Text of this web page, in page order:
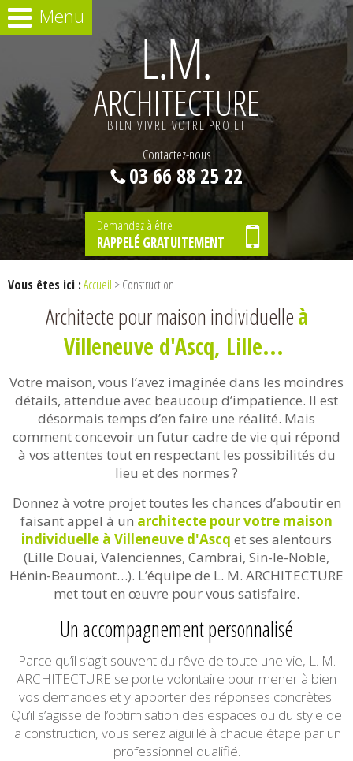
Menu
ARCHITECTURE
BIEN VIVRE VOTRE PROJET
Contactez-nous
03 66 88 25 22
Demandez à être
RAPPELÉ GRATUITEMENT
Vous êtes ici :Accueil > Construction
Architecte pour maison individuelleà
Villeneuve d'Ascq, Lille...
Votre maison, vous l’avez imaginée dans les moindres
détails, attendue avec beaucoup d’impatience. Il est
désormais temps d’en faire une réalité. Mais
comment concevoir un futur cadre de vie qui répond
à vos attentes tout en respectant les possibilités du
lieu et des normes ?
Donnez à votre projet toutes les chances d’aboutir en
faisant appel à un architecte pour votre maison
individuelle à Villeneuve d'Ascq et ses alentours
(Lille Douai, Valenciennes, Cambrai, Sin-le-Noble,
Hénin-Beaumont…). L’équipe de L. M. ARCHITECTURE
met tout en œuvre pour vous satisfaire.
Un accompagnement personnalisé
Parce qu’il s’agit souvent du rêve de toute une vie, L. M.
ARCHITECTURE se porte volontaire pour mener à bien
vos demandes et y apporter des réponses concrètes.
Qu’il s’agisse de l’optimisation des espaces ou du style de
la construction, vous serez aiguillé à chaque étape par un
professionnel qualifié.